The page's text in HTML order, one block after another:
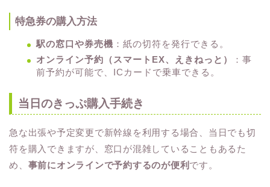
特急券の購入方法
駅の窓口や券売機 ：紙の切符を発行できる。
オンライン予約（スマートEX、えきねっと）
：事
前予約が可能で、ICカードで乗車できる。
当日のきっぷ購入手続き
急な出張や予定変更で新幹線を利用する場合、当日でも切
符を購入できますが、窓口が混雑していることもあるた
め、 事前にオンラインで予約するのが便利 です。